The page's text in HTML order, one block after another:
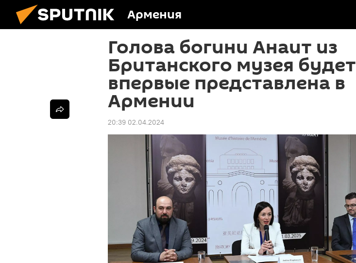
Армения
Голова богини Анаит из
Британского музея будет
впервые представлена в
Армении
20:39 02.04.2024